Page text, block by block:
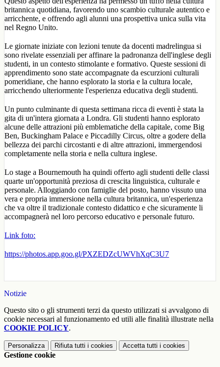
britannica quotidiana, favorendo uno scambio culturale autentico e
arricchente, e offrendo agli alunni una prospettiva unica sulla vita
nel Regno Unito.
Le giornate iniziate con lezioni tenute da docenti madrelingua si
sono rivelate essenziali per affinare la padronanza dell'inglese degli
studenti, in un contesto stimolante e formativo. Queste sessioni di
apprendimento sono state accompagnate da escurzioni culturali
pomeridiane, che hanno esplorato la storia e la cultura locale,
arricchendo ulteriormente l'esperienza educativa degli studenti.
Un punto culminante di questa settimana ricca di eventi è stata la
gita di un'intera giornata a Londra. Gli studenti hanno esplorato
alcune delle attrazioni più emblematiche della capitale, come Big
Ben, Buckingham Palace e Piccadilly Circus, oltre a godere della
bellezza dei parchi circostanti e di altre attrazioni, immergendosi
completamente nella storia e nella cultura inglese.
Lo stage a Bournemouth ha quindi offerto agli studenti delle classi
quarte un'opportunità preziosa di crescita linguistica, culturale e
personale. Alloggiando con famiglie del posto, hanno vissuto una
vera e propria immersione nella cultura britannica, un'esperienza
che va oltre il tradizionale contesto didattico e che sicuramente li
accompagnerà nel loro percorso educativo e personale futuro.
Link foto:
https://photos.app.goo.gl/PXZEDZcUWVhXqC3U7
Notizie
Questo sito o gli strumenti terzi da questo utilizzati si avvalgono di
cookie necessari al funzionamento ed utili alle finalità illustrate nella
COOKIE POLICY.
Personalizza Rifiuta tutti i cookies Accetta tutti i cookies
Gestione cookie